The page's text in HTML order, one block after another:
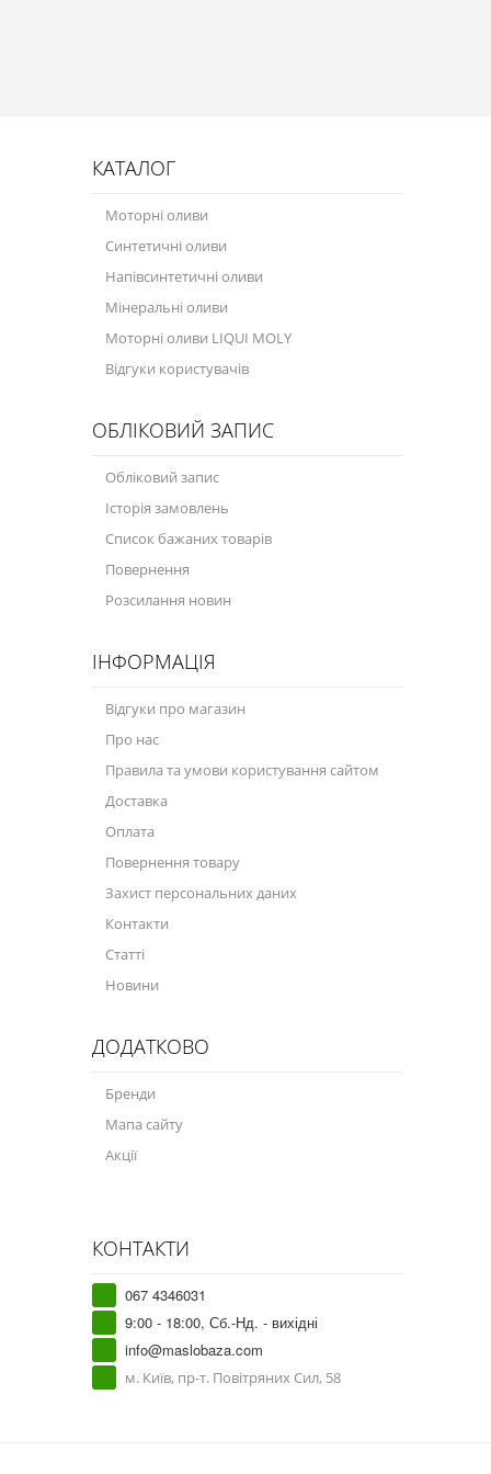
Сервісні продукти
Обладнання
Догляд за кондиціонером
Клеї і герметики
Мастила
Спеціальні програми
Велосипедна програма
Моторна олива для мотоцикла
Оливи для моторів човнів
Продукція для саду
Промислова програма
Зимова програма
КАТАЛОГ
Моторні оливи
Синтетичні оливи
Напівсинтетичні оливи
Мінеральні оливи
Моторні оливи LIQUI MOLY
Відгуки користувачів
ОБЛІКОВИЙ ЗАПИС
Обліковий запис
Історія замовлень
Список бажаних товарів
Повернення
Розсилання новин
ІНФОРМАЦІЯ
Відгуки про магазин
Про нас
Правила та умови користування сайтом
Доставка
Оплата
Повернення товару
Захист персональних даних
Контакти
Статті
Новини
ДОДАТКОВО
Бренди
Мапа сайту
Акції
КОНТАКТИ
067 4346031
9:00 - 18:00, Сб.-Нд. - вихідні
info@maslobaza.com
м. Київ, пр-т. Повітряних Сил, 58